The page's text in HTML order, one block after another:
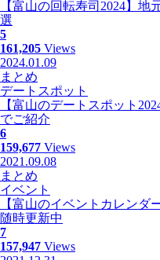
【富山の回転寿司2024】
選
5
161,205 Views
2024.01.09
まとめ
デートスポット
【富山のデートスポット
でご紹介
6
159,677 Views
2021.09.08
まとめ
イベント
【富山のイベントカレンダ
随時更新中
7
157,947 Views